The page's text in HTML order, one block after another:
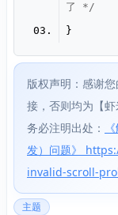
了 */
版权声明：感谢
接，否则均为【
务必注明出处：
发）问题》
invalid-scroll-
主题